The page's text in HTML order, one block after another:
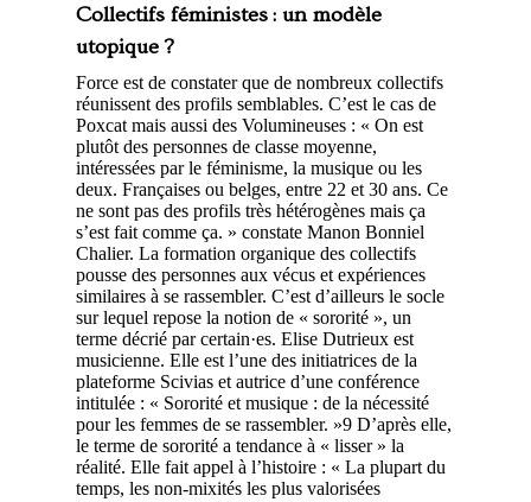
Collectifs féministes : un modèle
utopique ?
Force est de constater que de nombreux collectifs
réunissent des profils semblables. C’est le cas de
Poxcat mais aussi des Volumineuses : « On est
plutôt des personnes de classe moyenne,
intéressées par le féminisme, la musique ou les
deux. Françaises ou belges, entre 22 et 30 ans. Ce
ne sont pas des profils très hétérogènes mais ça
s’est fait comme ça. » constate Manon Bonniel
Chalier. La formation organique des collectifs
pousse des personnes aux vécus et expériences
similaires à se rassembler. C’est d’ailleurs le socle
sur lequel repose la notion de « sororité », un
terme décrié par certain·es. Elise Dutrieux est
musicienne. Elle est l’une des initiatrices de la
plateforme Scivias et autrice d’une conférence
intitulée : « Sororité et musique : de la nécessité
pour les femmes de se rassembler. »9 D’après elle,
le terme de sororité a tendance à « lisser » la
réalité. Elle fait appel à l’histoire : « La plupart du
temps, les non-mixités les plus valorisées